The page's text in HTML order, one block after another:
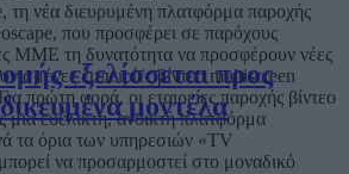
εξελίσσεται προς
μοντέλα
τη νέα διευρυμένη πλατφόρμα παροχής
που προσφέρει σε παρόχους
ΜΜΕ τη δυνατότητα να προσφέρουν νέες
εμπειρίες βίντεο multiscreen
πρώτη φορά, οι εταιρείες παροχής βίντεο
μια ευέλικτη, ανοικτή πλατφόρμα
τα όρια των υπηρεσιών «TV
να προσαρμοστεί στο μοναδικό